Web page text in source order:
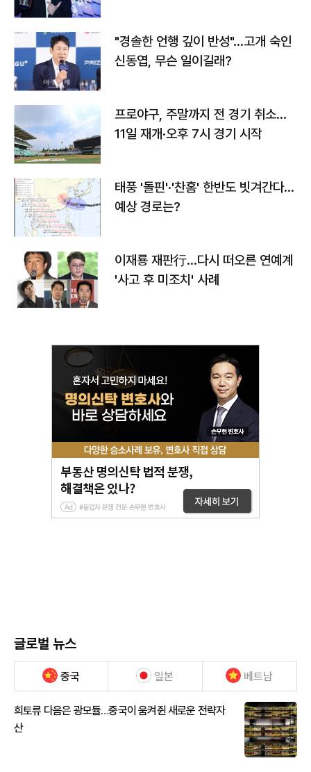
"경솔한 언행 깊이 반성"…고개 숙인
신동엽, 무슨 일이길래?
프로야구, 주말까지 전 경기 취소…
11일 재개·오후 7시 경기 시작
태풍 '돌핀'·'찬홈' 한반도 빗겨간다…
예상 경로는?
이재룡 재판行…다시 떠오른 연예계
'사고 후 미조치' 사례
글로벌 뉴스
중국 일본 베트남
희토류 다음은 광모듈…중국이 움켜쥔 새로운 전략자
산